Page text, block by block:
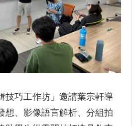
技巧工作坊」邀請葉宗軒導
想、影像語言解析、分組拍